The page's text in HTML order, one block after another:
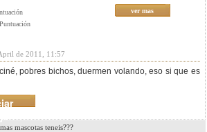
ver mas
de 2011, 11:57
pobres bichos, duermen volando, eso si que es
mascotas teneis???